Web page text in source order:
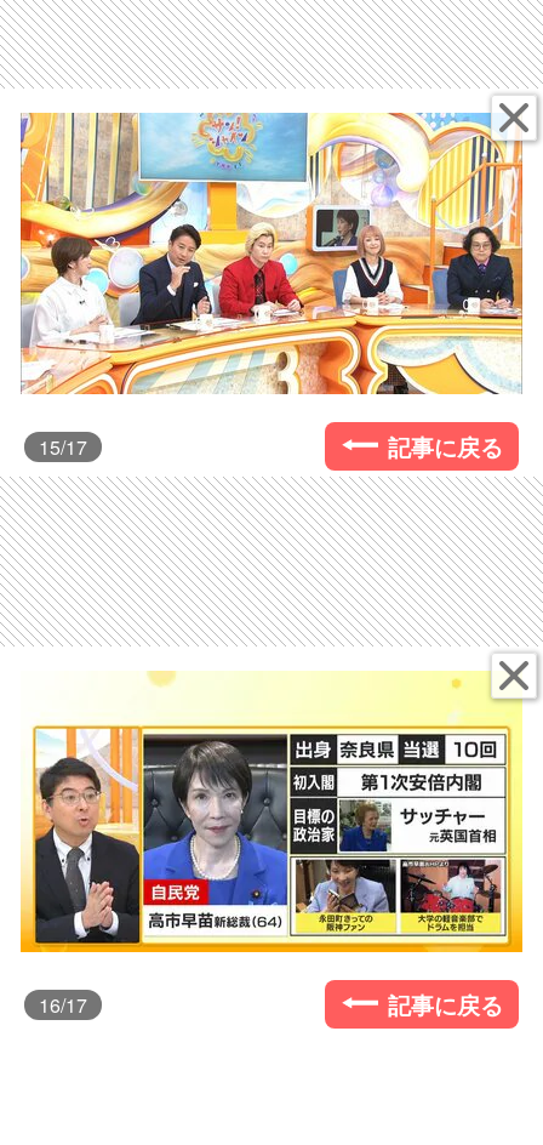
15/17 記事に戻る
16/17 記事に戻る